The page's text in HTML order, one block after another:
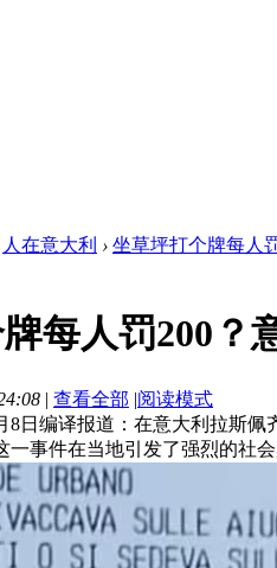
人在意大利 › 坐草坪打个牌每人
每人罚200？
| 查看全部 |阅读模式
8日编译报道：在意大利拉斯
一事件在当地引发了强烈的社会